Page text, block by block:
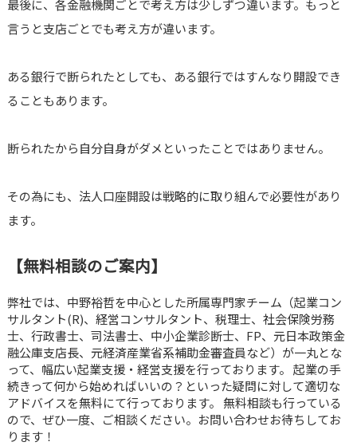
最後に、各金融機関ごとで考え方は少しずつ違います。もっと
言うと支店ごとでも考え方が違います。
ある銀行で断られたとしても、ある銀行ではすんなり開設でき
ることもあります。
断られたから自分自身がダメといったことではありません。
その為にも、法人口座開設は戦略的に取り組んで必要性があり
ます。
【無料相談のご案内】
弊社では、中野裕哲を中心とした所属専門家チーム（起業コン
サルタント(R)、経営コンサルタント、税理士、社会保険労務
士、行政書士、司法書士、中小企業診断士、FP、元日本政策金
融公庫支店長、元経済産業省系補助金審査員など）が一丸とな
って、幅広い起業支援・経営支援を行っております。 起業の手
続きって何から始めればいいの？といった疑問に対して適切な
アドバイスを無料にて行っております。 無料相談も行っている
ので、ぜひ一度、ご相談ください。お問い合わせお待ちしてお
ります！